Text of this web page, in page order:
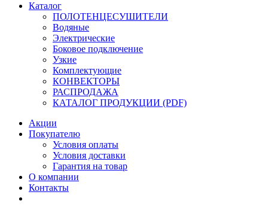
Каталог
ПОЛОТЕНЦЕСУШИТЕЛИ
Водяные
Электрические
Боковое подключение
Узкие
Комплектующие
КОНВЕКТОРЫ
РАСПРОДАЖА
КАТАЛОГ ПРОДУКЦИИ (PDF)
Акции
Покупателю
Условия оплаты
Условия доставки
Гарантия на товар
О компании
Контакты